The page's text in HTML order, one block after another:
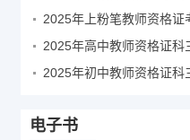
2025年上粉笔教师资格证
2025年高中教师资格证科
2025年初中教师资格证科
电子书